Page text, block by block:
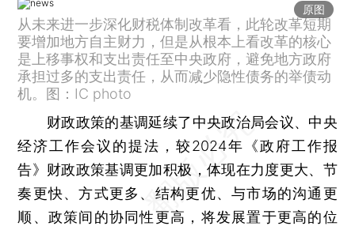
原图
从未来进一步深化财税体制改革看，此轮改革短期
要增加地方自主财力，但是从根本上看改革的核心
是上移事权和支出责任至中央政府，避免地方政府
承担过多的支出责任，从而减少隐性债务的举债动
机。图：IC photo
财政政策的基调延续了中央政治局会议、中央
经济工作会议的提法，较2024年《政府工作报
告》财政政策基调更加积极，体现在力度更大、节
奏更快、方式更多、结构更优、与市场的沟通更
顺、政策间的协同性更高，将发展置于更高的位